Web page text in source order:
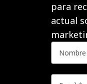
para
actual